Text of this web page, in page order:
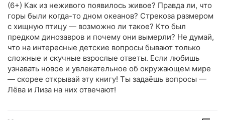
(6+) Как из неживого появилось живое? Правда ли, что
горы были когда-то дном океанов? Стрекоза размером
с хищную птицу — возможно ли такое? Кто был
предком динозавров и почему они вымерли? Не думай,
что на интересные детские вопросы бывают только
сложные и скучные взрослые ответы. Если любишь
узнавать новое и увлекательное об окружающем мире
— скорее открывай эту книгу! Ты задаёшь вопросы —
Лёва и Лиза на них отвечают!